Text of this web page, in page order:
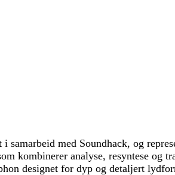
med Soundhack, og
kombinerer analyse, resyntese
designet for dyp og detaljert